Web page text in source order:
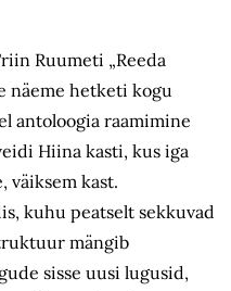
Ruumeti „Reeda
näeme hetketi kogu
antoloogia raamimine
Hiina kasti, kus iga
väiksem kast.
kuhu peatselt sekkuvad
mängib
sisse uusi lugusid,